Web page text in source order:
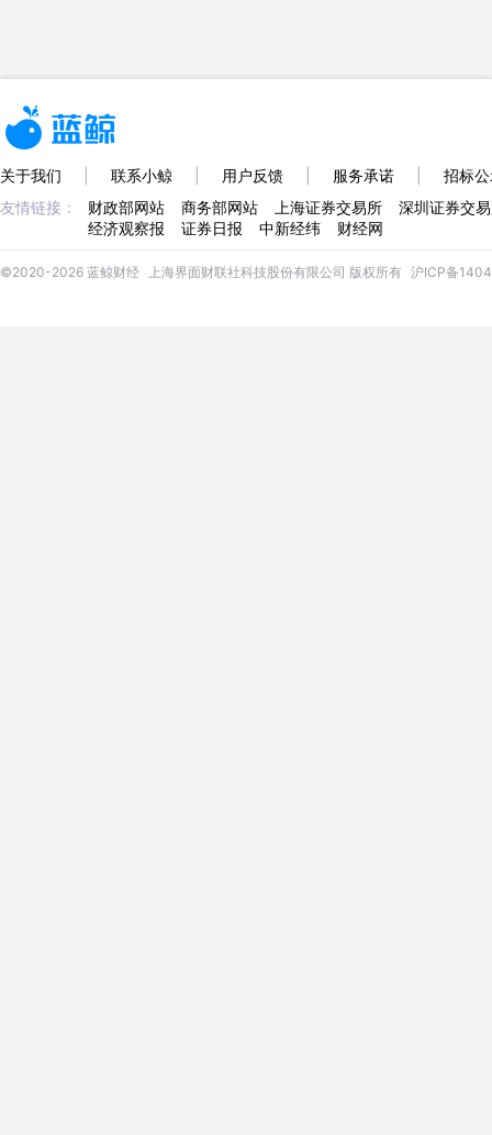
关于我们 联系小鲸 用户反馈 服务承诺
招标
友情链接：
财政部网站 商务部网站 上海证券交易所
深圳证券交
经济观察报
证券日报 中新经纬 财经网
©2020-2026 蓝鲸财经 上海界面财联社科技股份有限公司 版权所有 沪ICP备